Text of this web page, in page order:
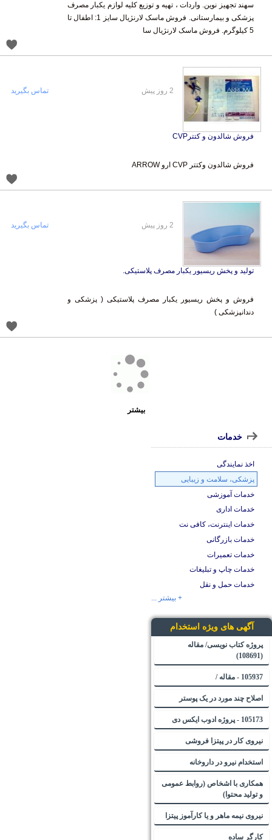
سهند تجهیز نوین. واردات ، تهیه و توزیع کلیه لوازم یکبار مصرف
پزشکی و بیمارستانی. فروش ماسک لارنژیال سایز 1: اطفال تا
5 کیلوگرم. فروش ماسک لارنژیال سا
فروش شالدون و کتترCVP
فروش شالدون وکتتر CVP ارو ARROW
تماس بگیرید
تولید و پخش ریسیور یکبار مصرف پلاستیکی.
فروش و پخش ریسیور یکبار مصرف پلاستیکی ( پزشکی و
دندانپزشکی )
تماس بگیرید
بیشتر
خدمات
اخذ نمایندگی
پزشکی، سلامت و زیبایی
خدمات آموزشی
خدمات اداری
خدمات اینترنت، کافی نت
خدمات بازرگانی
خدمات تعمیرات
خدمات چاپ و تبلیغات
خدمات حمل و نقل
+ بیشتر ...
آگهی های ویژه استخدام
پروژه کتاب نویسی/ مقاله
105937 - مقاله /
اصلاح چند مورد در یک پوستر
105173 - پروژه ادوب ایکس دی
نیروی کار در پیتزا فروشی
استخدام نیرو در داروخانه
همکاری با اشخاص (روابط عمومی
و تولید محتوا)
نیروی نیمه ماهر و یا کارآموز پیتزا
کارگر ساده